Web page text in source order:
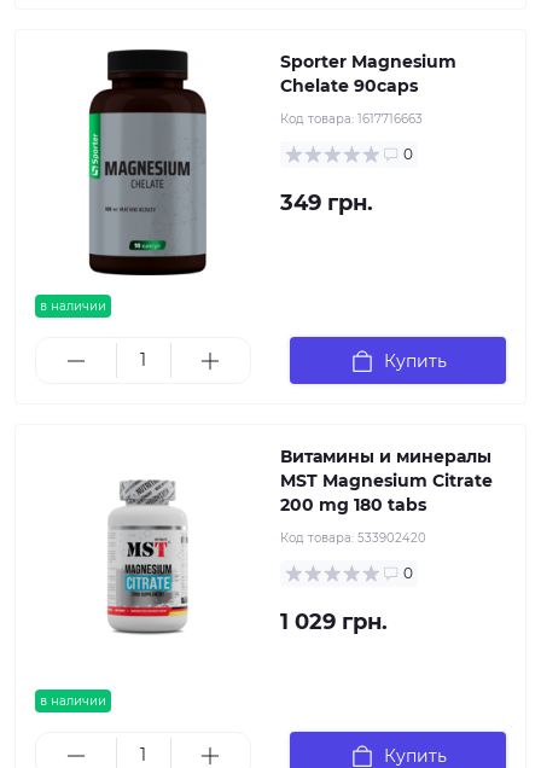
в наличии
Sporter Magnesium
Chelate 90caps
Код товара: 1617716663
0
349 грн.
Купить
в наличии
Витамины и минералы
MST Magnesium Citrate
200 mg 180 tabs
Код товара: 533902420
0
1 029 грн.
Купить